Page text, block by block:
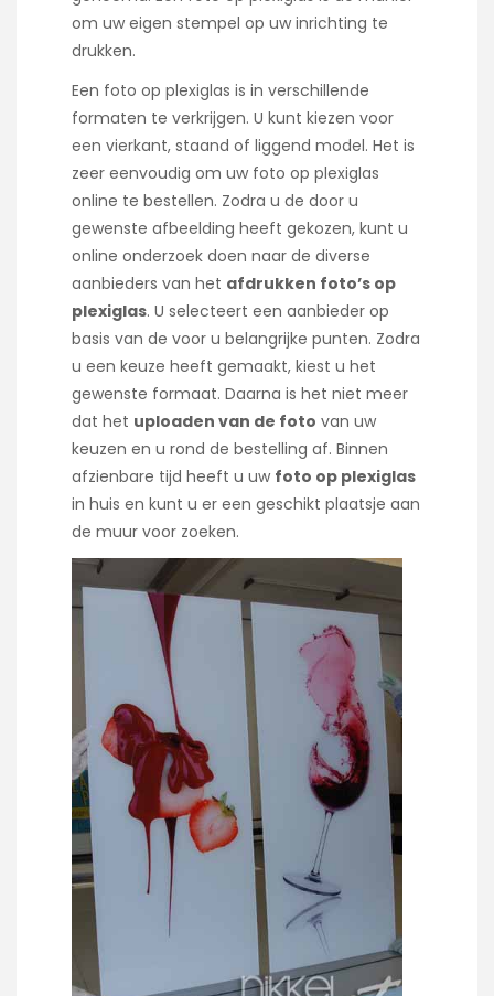
om uw eigen stempel op uw inrichting te
drukken.
Een foto op plexiglas is in verschillende
formaten te verkrijgen. U kunt kiezen voor
een vierkant, staand of liggend model. Het is
zeer eenvoudig om uw foto op plexiglas
online te bestellen. Zodra u de door u
gewenste afbeelding heeft gekozen, kunt u
online onderzoek doen naar de diverse
aanbieders van het afdrukken foto’s op
plexiglas. U selecteert een aanbieder op
basis van de voor u belangrijke punten. Zodra
u een keuze heeft gemaakt, kiest u het
gewenste formaat. Daarna is het niet meer
dat het uploaden van de foto van uw
keuzen en u rond de bestelling af. Binnen
afzienbare tijd heeft u uw foto op plexiglas
in huis en kunt u er een geschikt plaatsje aan
de muur voor zoeken.